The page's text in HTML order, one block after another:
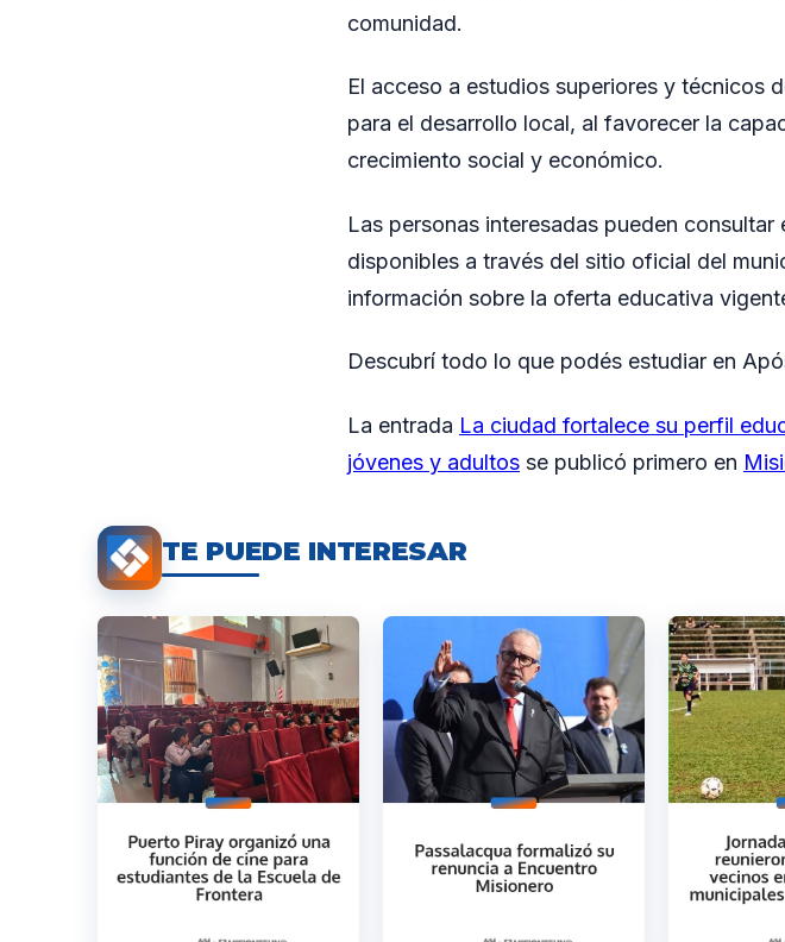
comunidad.
El acceso a estudios superiores y técnicos
para el desarrollo local, al favorecer la
crecimiento social y económico.
Las personas interesadas pueden
disponibles a través del sitio oficial del
información sobre la oferta educativa
Descubrí todo lo que podés estudiar en
La entrada La ciudad fortalece su perfil
jóvenes y adultos se publicó primero en
TE PUEDE INTERESAR